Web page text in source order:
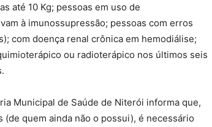
até 10 Kg; pessoas em uso de
à imunossupressão; pessoas com erros
com doença renal crônica em hemodiálise;
ou radioterápico nos últimos seis
Municipal de Saúde de Niterói informa que,
(de quem ainda não o possui), é necessário